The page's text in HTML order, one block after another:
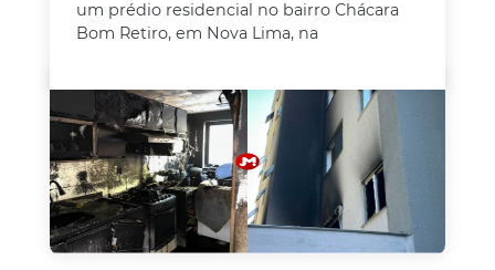
um prédio residencial no bairro Chácara
Bom Retiro, em Nova Lima, na